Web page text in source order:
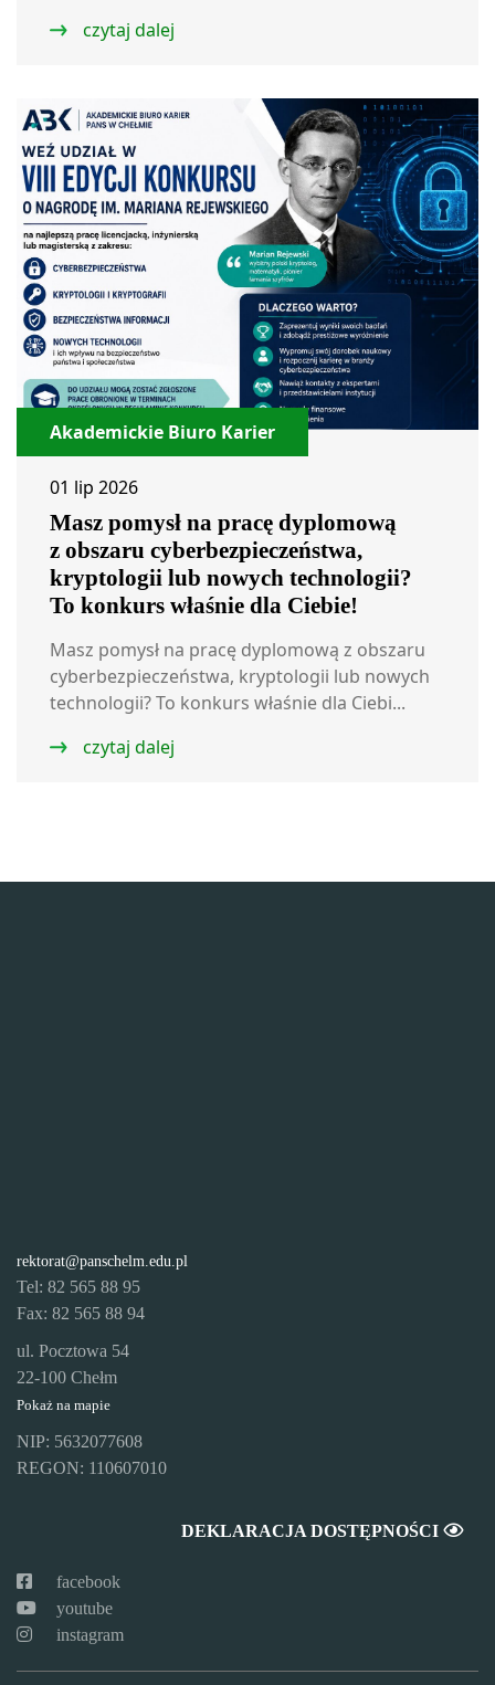
czytaj dalej
Akademickie Biuro Karier
01 lip 2026
Masz pomysł na pracę dyplomową
z obszaru cyberbezpieczeństwa,
kryptologii lub nowych technologii?
To konkurs właśnie dla Ciebie!
Masz pomysł na pracę dyplomową z obszaru
cyberbezpieczeństwa, kryptologii lub nowych
technologii? To konkurs właśnie dla Ciebi...
czytaj dalej
rektorat@panschelm.edu.pl
Tel: 82 565 88 95
Fax: 82 565 88 94
ul. Pocztowa 54
22-100 Chełm
Pokaż na mapie
NIP: 5632077608
REGON: 110607010
DEKLARACJA DOSTĘPNOŚCI
facebook
youtube
instagram